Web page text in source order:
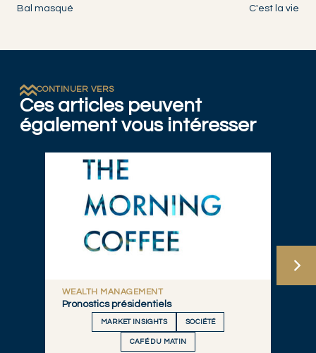
Bal masqué
C'est la vie
CONTINUER VERS
Ces articles peuvent
également vous intéresser
WEALTH MANAGEMENT
Pronostics présidentiels
MARKET INSIGHTS SOCIÉTÉ
CAFÉ DU MATIN